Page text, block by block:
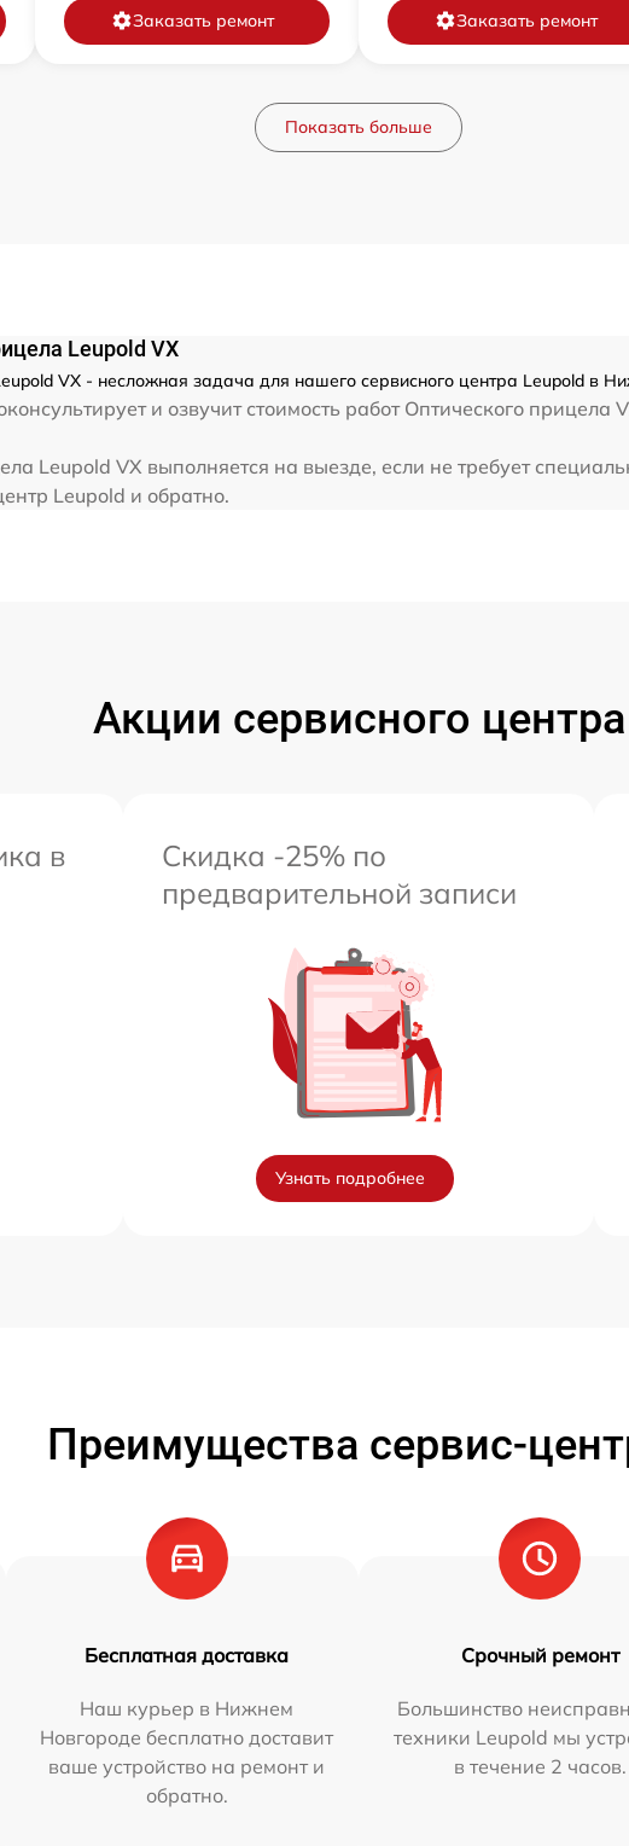
от 60 мин
Заказать ремонт Заказать ремонт
Показать больше
Leupold VX
VX - несложная задача для нашего сервисного центра Leupold в
и озвучит стоимость работ Оптического прицела
Leupold VX выполняется на выезде, если не требует
Leupold и обратно.
Акции сервисного центра
в
Скидка -25% по
предварительной записи
Узнать подробнее
Преимущества сервис-
Бесплатная доставка
Наш курьер в Нижнем
Новгороде бесплатно доставит
ваше устройство на ремонт и
обратно.
Срочный ремонт
Большинство
техники Leupold мы
в течение 2 часов.